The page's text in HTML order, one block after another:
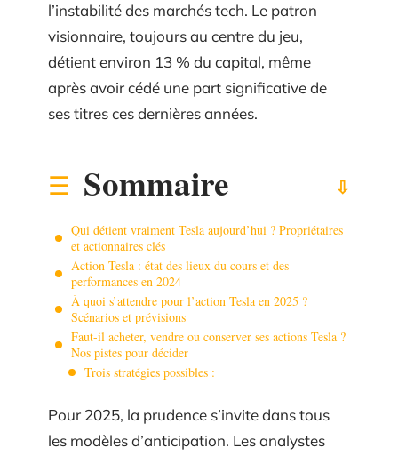
l’instabilité des marchés tech. Le patron
visionnaire, toujours au centre du jeu,
détient environ 13 % du capital, même
après avoir cédé une part significative de
ses titres ces dernières années.
Sommaire
Qui détient vraiment Tesla aujourd’hui ? Propriétaires
et actionnaires clés
Action Tesla : état des lieux du cours et des
performances en 2024
À quoi s’attendre pour l’action Tesla en 2025 ?
Scénarios et prévisions
Faut-il acheter, vendre ou conserver ses actions Tesla ?
Nos pistes pour décider
Trois stratégies possibles :
Pour 2025, la prudence s’invite dans tous
les modèles d’anticipation. Les analystes